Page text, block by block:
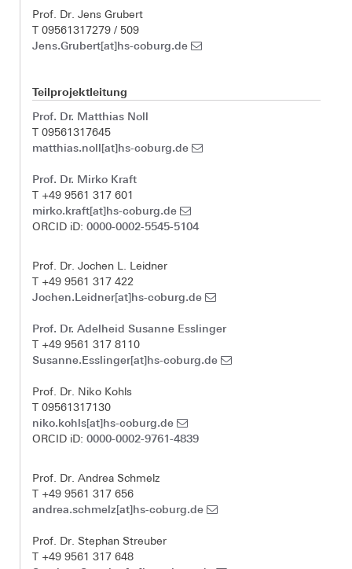
Prof. Dr. Jens Grubert
T 09561317279 / 509
Jens.Grubert[at]hs-coburg.de
Teilprojektleitung
Prof. Dr. Matthias Noll
T 09561317645
matthias.noll[at]hs-coburg.de
Prof. Dr. Mirko Kraft
T +49 9561 317 601
mirko.kraft[at]hs-coburg.de
ORCID iD: 0000-0002-5545-5104
Prof. Dr. Jochen L. Leidner
T +49 9561 317 422
Jochen.Leidner[at]hs-coburg.de
Prof. Dr. Adelheid Susanne Esslinger
T +49 9561 317 8110
Susanne.Esslinger[at]hs-coburg.de
Prof. Dr. Niko Kohls
T 09561317130
niko.kohls[at]hs-coburg.de
ORCID iD: 0000-0002-9761-4839
Prof. Dr. Andrea Schmelz
T +49 9561 317 656
andrea.schmelz[at]hs-coburg.de
Prof. Dr. Stephan Streuber
T +49 9561 317 648